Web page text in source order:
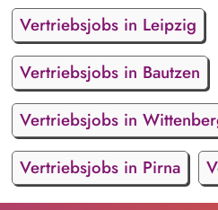
Vertriebsjobs in Leipzig
Vertriebsjobs in Bautzen
Vertriebsjobs in
Vertriebsjobs in Pirna